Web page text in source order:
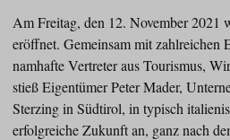
Am Freitag, den 12. November 2021
eröffnet. Gemeinsam mit zahlreichen
namhafte Vertreter aus Tourismus,
stieß Eigentümer Peter Mader,
Sterzing in Südtirol, in typisch
erfolgreiche Zukunft an, ganz nach